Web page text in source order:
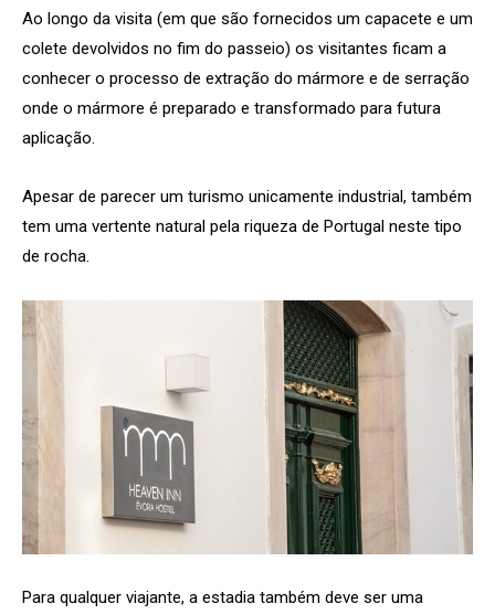
Ao longo da visita (em que são fornecidos um capacete e um
colete devolvidos no fim do passeio) os visitantes ficam a
conhecer o processo de extração do mármore e de serração
onde o mármore é preparado e transformado para futura
aplicação.
Apesar de parecer um turismo unicamente industrial, também
tem uma vertente natural pela riqueza de Portugal neste tipo
de rocha.
Para qualquer viajante, a estadia também deve ser uma